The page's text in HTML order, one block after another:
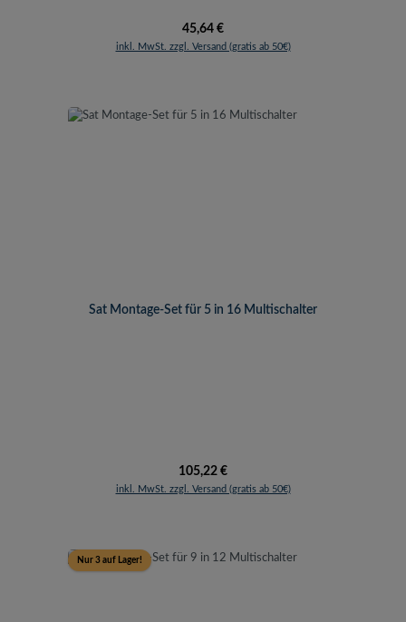
Regulärer Preis:
45,64 €
inkl. MwSt. zzgl. Versand (gratis ab 50€)
Sat Montage-Set für 5 in 16 Multischalter
Regulärer Preis:
105,22 €
inkl. MwSt. zzgl. Versand (gratis ab 50€)
Nur 3 auf Lager!